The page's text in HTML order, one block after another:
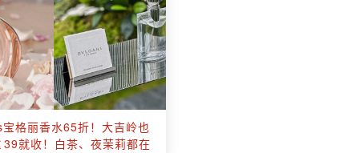
格丽香水65折！大吉岭也
39就收！白茶、夜茉莉都在